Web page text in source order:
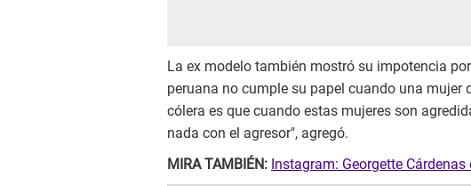
La ex modelo también mostró su impotencia
peruana no cumple su papel cuando una
cólera es que cuando estas mujeres son
nada con el agresor", agregó.
MIRA TAMBIÉN: Instagram: Georgette